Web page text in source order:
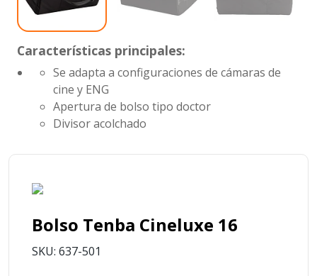
Características principales:
Se adapta a configuraciones de cámaras de
cine y ENG
Apertura de bolso tipo doctor
Divisor acolchado
Bolso Tenba Cineluxe 16
SKU: 637-501